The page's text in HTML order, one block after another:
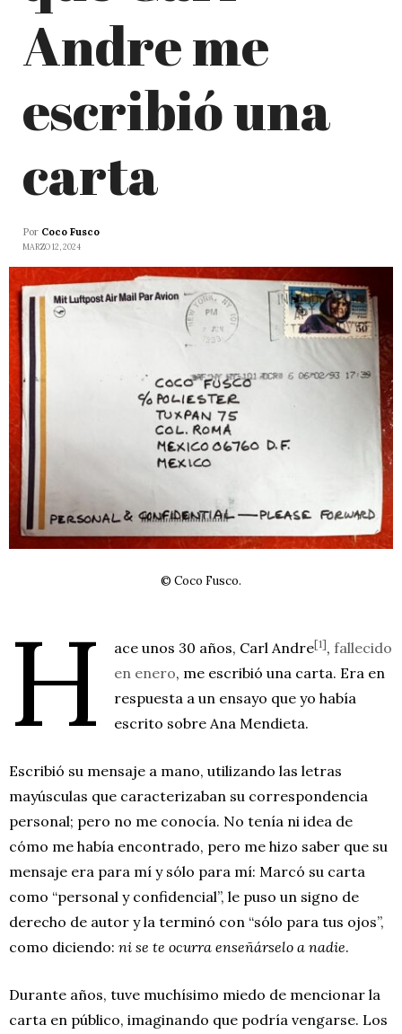
Andre me
escribió una
carta
Por Coco Fusco
MARZO 12, 2024
© Coco Fusco.
H ace unos 30 años, Carl Andre[1],fallecido
en enero, me escribió una carta. Era en
respuesta a un ensayo que yo había
escrito sobre Ana Mendieta.
Escribió su mensaje a mano, utilizando las letras
mayúsculas que caracterizaban su correspondencia
personal; pero no me conocía. No tenía ni idea de
cómo me había encontrado, pero me hizo saber que su
mensaje era para mí y sólo para mí: Marcó su carta
como “personal y confidencial”, le puso un signo de
derecho de autor y la terminó con “sólo para tus ojos”,
como diciendo: ni se te ocurra enseñárselo a nadie.
Durante años, tuve muchísimo miedo de mencionar la
carta en público, imaginando que podría vengarse. Los